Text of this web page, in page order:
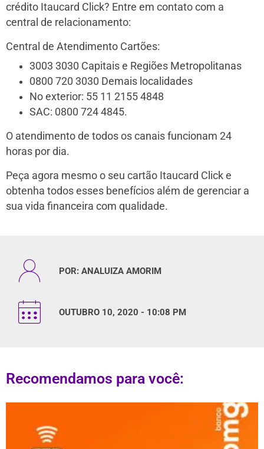
crédito Itaucard Click? Entre em contato com a
central de relacionamento:
Central de Atendimento Cartões:
3003 3030 Capitais e Regiões Metropolitanas
0800 720 3030 Demais localidades
No exterior: 55 11 2155 4848
SAC: 0800 724 4845.
O atendimento de todos os canais funcionam 24
horas por dia.
Peça agora mesmo o seu cartão Itaucard Click e
obtenha todos esses benefícios além de gerenciar a
sua vida financeira com qualidade.
POR: ANALUIZA AMORIM
OUTUBRO 10, 2020 - 10:08 PM
Recomendamos para você: